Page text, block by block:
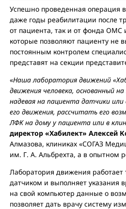
Успешно проведенная операция
даже годы реабилитации после
от пациента, так и от фонда ОМС
которые позволяют пациенту не
постоянным контролем
представят на секции
«Наша лаборатория движений
движения человека, основанный
надевая на пациента датчики
его движения, рассчитать его
ЛФК на дому у пациента или в
директор «Хабилект» Алексей
Алмазова, клиниках «СОГАЗ
им. Г. А. Альбрехта, а в опытном
Лаборатория движения работает
датчиком и выполняет указания
на свой компьютер данные о
позволяет дать врачу систему